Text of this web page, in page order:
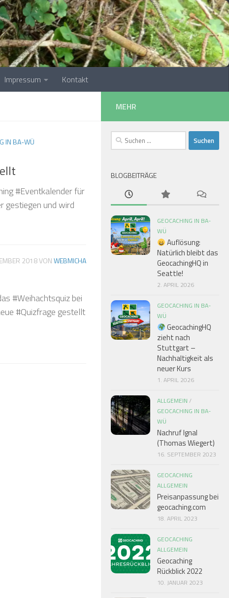
❅
❅
❅
❅
❅
❅
❅
Impressum Kontakt
IN BA-WÜ
#Eventkalender für
gestiegen und wird
2018VONWEBMICHA
#Weihachtsquiz bei
#Quizfrage gestellt
MEHR
Suchen
nach:
BLOGBEITRÄGE
GEOCACHING IN BA-
WÜ
Auflösung:
Natürlich bleibt das
GeocachingHQ in
Seattle!
2. APRIL 2026
GEOCACHING IN BA-
WÜ
GeocachingHQ
zieht nach
Stuttgart –
Nachhaltigkeit als
neuer Kurs
1. APRIL 2026
ALLGEMEIN /
GEOCACHING IN BA-
WÜ
Nachruf Ignal
(Thomas Wiegert)
16. SEPTEMBER 2023
GEOCACHING
ALLGEMEIN
Preisanpassung bei
geocaching.com
18. APRIL 2023
GEOCACHING
ALLGEMEIN
Geocaching
Rückblick 2022
10. JANUAR 2023